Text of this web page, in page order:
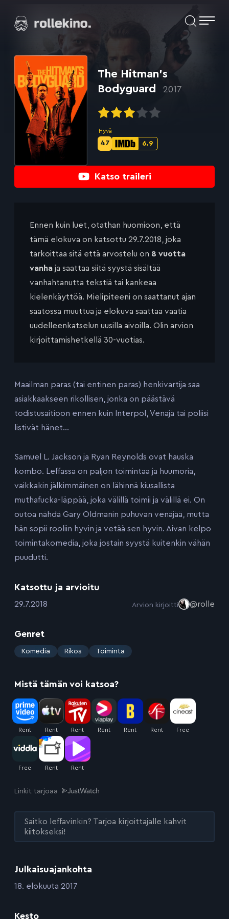
suoraan
Elokuvat ja elokuva-arviot | Rollekino.fi
lopputekstien
jälkeen.
Katso traileri
The Hitman’s
Bodyguard
2017
Hyvä
IMDb-
6.9
Metascore-
47
Julkaisuajankohta
:18. elokuuta 2017
Kesto
Ennen kuin luet, otathan huomioon, että
tämä elokuva on katsottu 29.7.2018, joka
tarkoittaa sitä että arvostelu on 8 vuotta
vanha ja saattaa siitä syystä sisältää
vanhahtanutta tekstiä tai kankeaa
kielenkäyttöä. Mielipiteeni on saattanut ajan
saatossa muuttua ja elokuva saattaa vaatia
uudelleenkatselun uusilla aivoilla. Olin arvion
kirjoittamishetkellä 30-vuotias.
Maailman paras (tai entinen paras) henkivartija saa
asiakkaakseen rikollisen, jonka on päästävä
todistusaitioon ennen kuin Interpol, Venäjä tai poliisi
listivät hänet…
Samuel L. Jackson ja Ryan Reynolds ovat hauska
kombo. Leffassa on paljon toimintaa ja huumoria,
vaikkakin jälkimmäinen on lähinnä kiusallista
muthafucka-läppää, joka välillä toimii ja välillä ei. On
outoa nähdä Gary Oldmanin puhuvan venäjää, mutta
hän sopii rooliin hyvin ja vetää sen hyvin. Aivan kelpo
toimintakomedia, joka jostain syystä kuitenkin vähän
puudutti.
Katsottu ja arvioitu
:29.7.2018 Arvion kirjoitti @rolle
Genret
: Komedia Rikos Toiminta
Mistä tämän voi katsoa?
Linkit tarjoaa
Saitko leffavinkin? Tarjoa kirjoittajalle kahvit
kiitokseksi!